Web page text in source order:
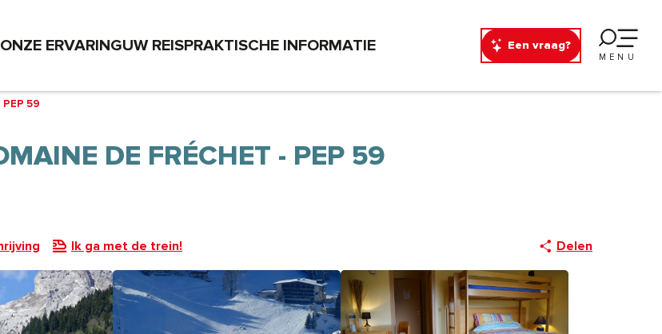
Een vraag?
MENU
ONZE ERVARINGUW REISPRAKTISCHE INFORMATIE
59
DE FRÉCHET - PEP 59
Ik ga met de trein! Delen